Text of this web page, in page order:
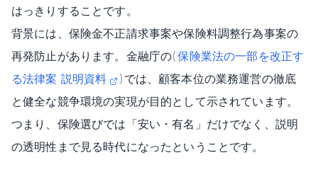
はっきりすることです。
背景には、保険金不正請求事案や保険料調整行為事案の
再発防止があります。金融庁の(保険業法の一部を改正す
る法律案 説明資料
) では、顧客本位の業務運営の徹底
と健全な競争環境の実現が目的として示されています。
つまり、保険選びでは「安い・有名」だけでなく、説明
の透明性まで見る時代になったということです。